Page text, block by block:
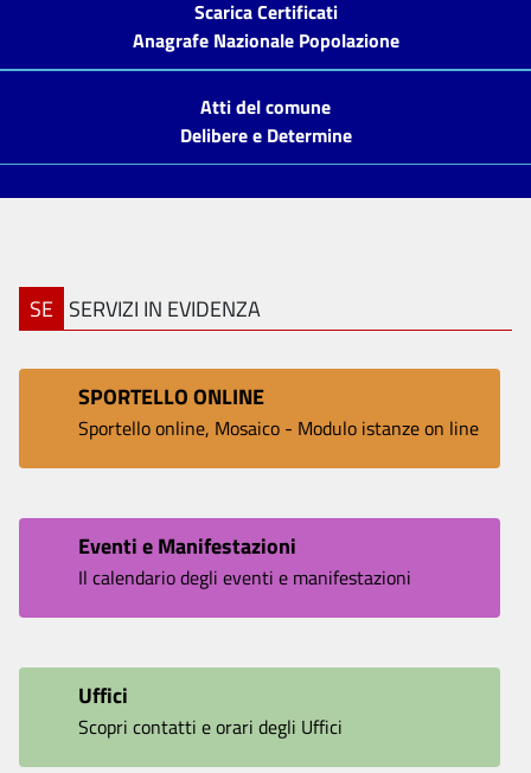
Scarica Certificati
Anagrafe Nazionale Popolazione
Atti del comune
Delibere e Determine
SE SERVIZI IN EVIDENZA
SPORTELLO ONLINE
Sportello online, Mosaico - Modulo istanze on line
Eventi e Manifestazioni
Il calendario degli eventi e manifestazioni
Uffici
Scopri contatti e orari degli Uffici